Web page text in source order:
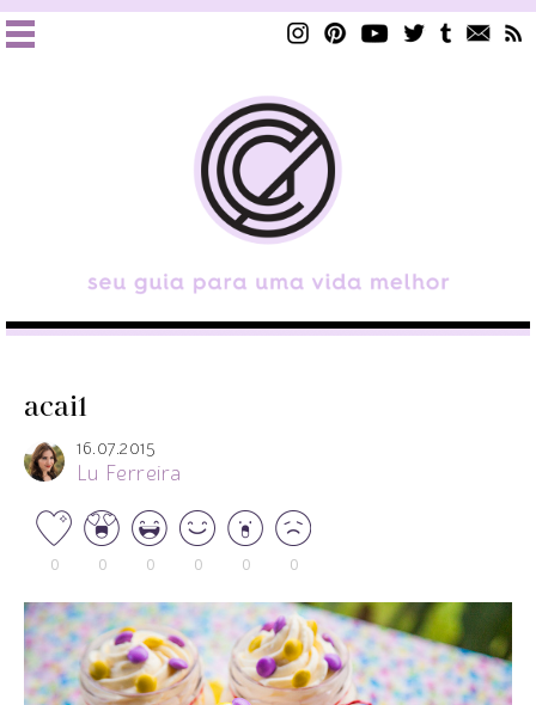
acai1
16.07.2015
Lu Ferreira
0 0 0 0 0 0